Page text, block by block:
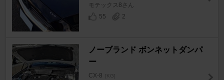
モテックス8さん
55
2
ノーブランド ボンネットダンパ
ー
CX-8 [KG]